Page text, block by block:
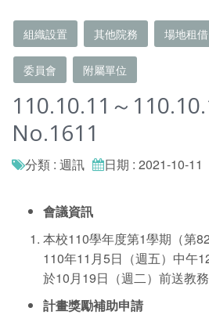
組織設置 其他院務 場地租借
委員會 附屬單位
110.10.11～
No.1611
分類 : 週訊 日期 : 2021-10-11
會議資訊
本校110學年度第1學期（第
110年11月5日（週五）中午
於10月19日（週二）前送教務
計畫獎勵補助申請